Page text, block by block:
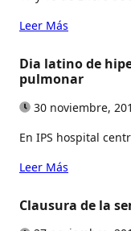
Leer Más
Dia latino de
pulmonar
30 noviembre,
En IPS hospital
Leer Más
Clausura de la